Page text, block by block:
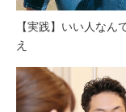
【実践】いい人なん
え